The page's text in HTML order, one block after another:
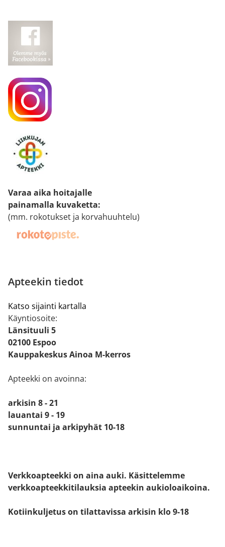
Varaa aika hoitajalle
painamalla kuvaketta:
(mm. rokotukset ja korvahuuhtelu)
Apteekin tiedot
Katso sijainti kartalla
Käyntiosoite:
Länsituuli 5
02100 Espoo
Kauppakeskus Ainoa M-kerros
Apteekki on avoinna:
arkisin 8 - 21
lauantai 9 - 19
sunnuntai ja arkipyhät 10-18
Verkkoapteekki on aina auki. Käsittelemme
verkkoapteekkitilauksia apteekin aukioloaikoina.
Kotiinkuljetus on tilattavissa arkisin klo 9-18